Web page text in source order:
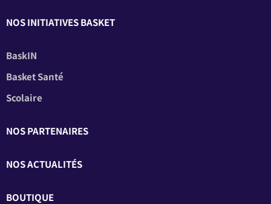
NOS INITIATIVES BASKET
BaskIN
Basket Santé
Scolaire
NOS PARTENAIRES
NOS ACTUALITÉS
BOUTIQUE